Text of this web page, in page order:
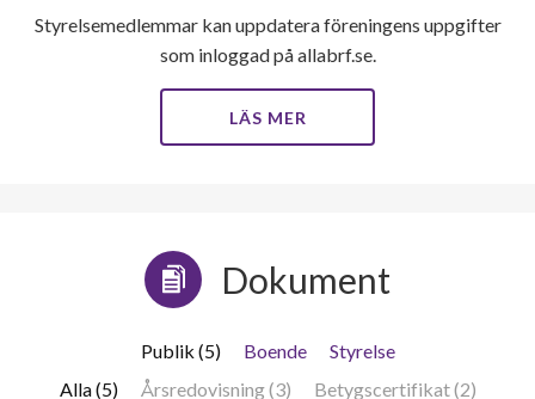
Styrelsemedlemmar kan uppdatera föreningens uppgifter
som inloggad på allabrf.se.
LÄS MER
Dokument
Publik (5) Boende
Styrelse
Alla (5)
Årsredovisning (3) Betygscertifikat (2)